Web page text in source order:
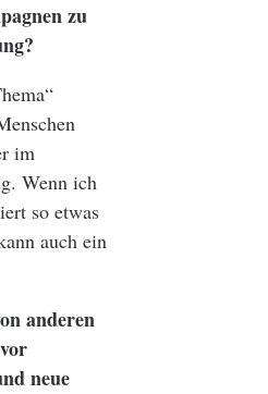
zu
im
Wenn ich
so etwas
auch ein
anderen
neue